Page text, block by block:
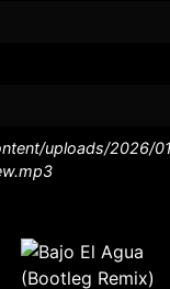
uploads/2026/